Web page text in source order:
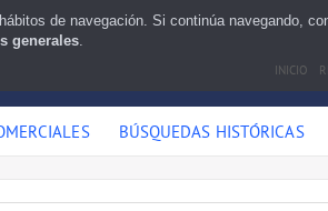
INICIO
BÚSQUEDAS HISTÓRICAS
de navegación. Si continúa navegando,
generales.